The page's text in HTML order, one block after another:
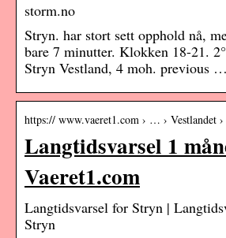
storm.no
Stryn. har stort sett opphold nå,
bare 7 minutter. Klokken 18-21.
Stryn Vestland, 4 moh. previous
https:// www.vaeret1.com › … › Vestlandet
Langtidsvarsel 1
Vaeret1.com
Langtidsvarsel for Stryn |
Stryn